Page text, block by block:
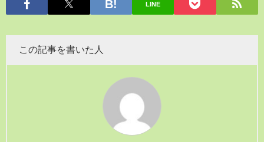
LINE
この記事を書いた人